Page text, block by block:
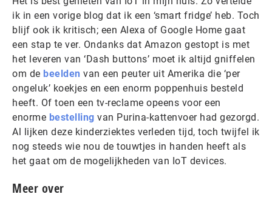
ik in een vorige blog dat ik een ‘smart fridge’ heb. Toch
blijf ook ik kritisch; een Alexa of Google Home gaat
een stap te ver. Ondanks dat Amazon gestopt is met
het leveren van ‘Dash buttons’ moet ik altijd gniffelen
om de beelden van een peuter uit Amerika die ‘per
ongeluk’ koekjes en een enorm poppenhuis besteld
heeft. Of toen een tv-reclame opeens voor een
enorme bestelling van Purina-kattenvoer had gezorgd.
Al lijken deze kinderziektes verleden tijd, toch twijfel ik
nog steeds wie nou de touwtjes in handen heeft als
het gaat om de mogelijkheden van IoT devices.
Meer over